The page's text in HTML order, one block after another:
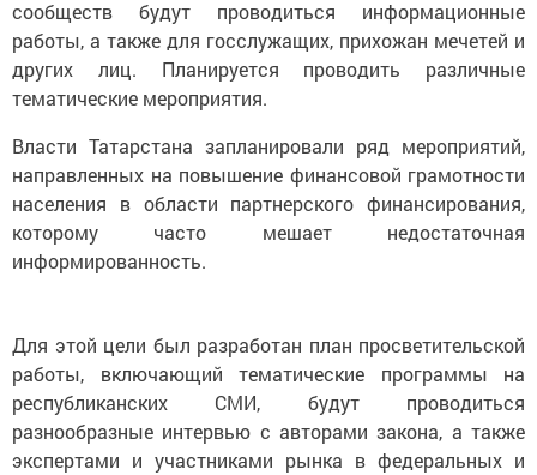
сообществ будут проводиться информационные
работы, а также для госслужащих, прихожан мечетей и
других лиц. Планируется проводить различные
тематические мероприятия.
Власти Татарстана запланировали ряд мероприятий,
направленных на повышение финансовой грамотности
населения в области партнерского финансирования,
которому часто мешает недостаточная
информированность.
Для этой цели был разработан план просветительской
работы, включающий тематические программы на
республиканских СМИ, будут проводиться
разнообразные интервью с авторами закона, а также
экспертами и участниками рынка в федеральных и